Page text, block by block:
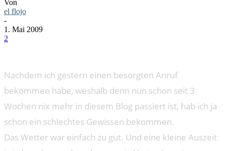
Von
el flojo
-
1. Mai 2009
2
Nachdem ich gestern einen besorgten Anruf
bekommen habe, weshalb denn nun schon seit 3
Wochen nix mehr in diesem Blog passiert ist, hab ich ja
schon ein schlechtes Gewissen bekommen.
Das Wetter war einfach zu gut. Und eine kleine Auszeit